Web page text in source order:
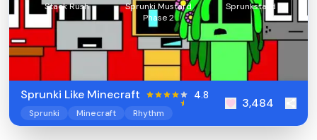
Stack Rush
Sprunki Mustard
Phase 2
Sprunkstard
Sprunki Like Minecraft 4.8
Sprunki Minecraft Rhythm
3,484